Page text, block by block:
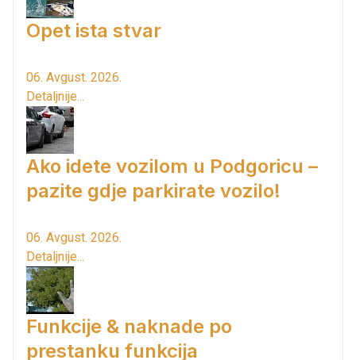
Opet ista stvar
06. Avgust. 2026.
Detaljnije...
Ako idete vozilom u Podgoricu –
pazite gdje parkirate vozilo!
06. Avgust. 2026.
Detaljnije...
Funkcije & naknade po
prestanku funkcija